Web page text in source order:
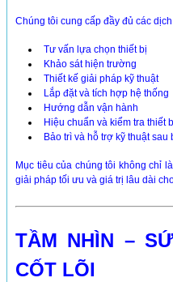
Chúng tôi cung cấp đầy đủ các
Tư vấn lựa chọn thiết bị
Khảo sát hiện trường
Thiết kế giải pháp kỹ thuật
Lắp đặt và tích hợp hệ thống
Hướng dẫn vận hành
Hiệu chuẩn và kiểm tra thiết
Bảo trì và hỗ trợ kỹ thuật sau
Mục tiêu của chúng tôi không chỉ
giải pháp tối ưu và giá trị lâu dài
TẦM NHÌN –
CỐT LÕI